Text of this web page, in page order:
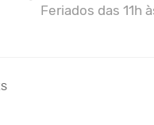
Feriados das 11h